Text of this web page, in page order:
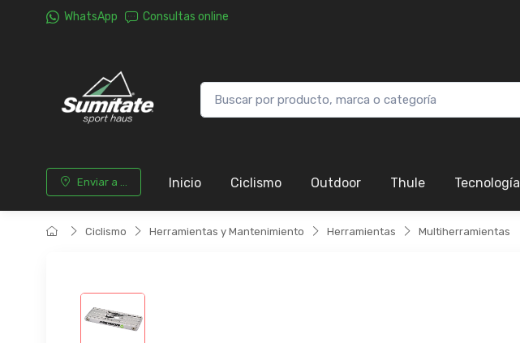
WhatsApp Consultas online
Enviar a ... Inicio Ciclismo Outdoor Thule Tecnología
Ciclismo Herramientas y Mantenimiento Herramientas Multiherramientas